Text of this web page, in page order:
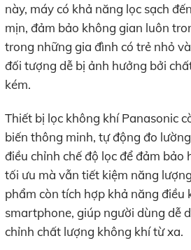
này, máy có khả năng lọc sạch
mịn, đảm bảo không gian luôn
trong những gia đình có trẻ nhỏ
đối tượng dễ bị ảnh hưởng bởi
kém.
Thiết bị lọc không khí Panasonic
biến thông minh, tự động đo
điều chỉnh chế độ lọc để đảm bảo
tối ưu mà vẫn tiết kiệm năng
phẩm còn tích hợp khả năng điều
smartphone, giúp người dùng dễ
chỉnh chất lượng không khí từ xa.